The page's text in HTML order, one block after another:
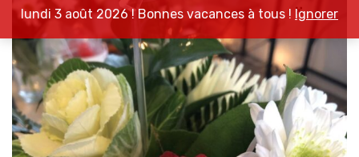
lundi 3 août 2026 ! Bonnes vacances à tous ! Ignorer